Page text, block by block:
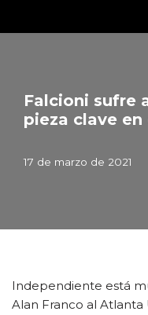
Falcioni sufre
pieza clave en
17 de marzo de 2021
Independiente está
Alan Franco al Atlanta